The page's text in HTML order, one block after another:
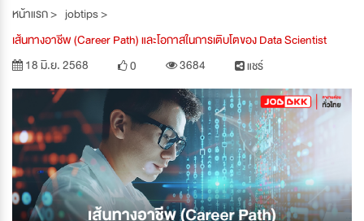
หน้าแรก > jobtips >
เส้นทางอาชีพ (Career Path) และโอกาสในการเติบโตของ Data Scientist
18 มิ.ย. 2568
0 3684 แชร์